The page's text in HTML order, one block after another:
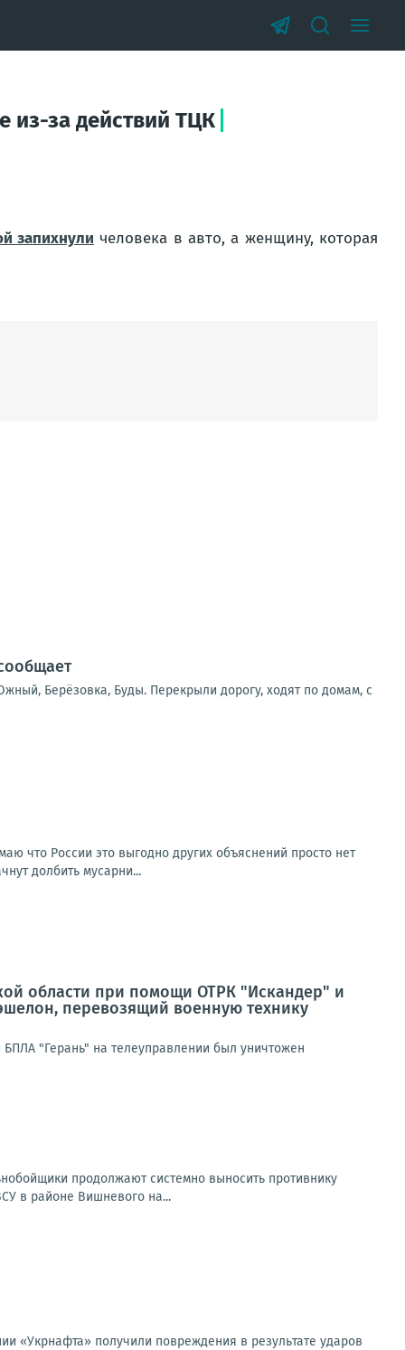
из-за действий ТЦК
запихнули человека в авто, а женщину, которая
Берёзовка, Буды. Перекрыли дорогу, ходят по домам, с
что России это выгодно других объяснений просто нет
долбить мусарни...
области при помощи ОТРК "Искандер" и
перевозящий военную технику
"Герань" на телеуправлении был уничтожен
продолжают системно выносить противнику
в районе Вишневого на...
«Укрнафта» получили повреждения в результате ударов